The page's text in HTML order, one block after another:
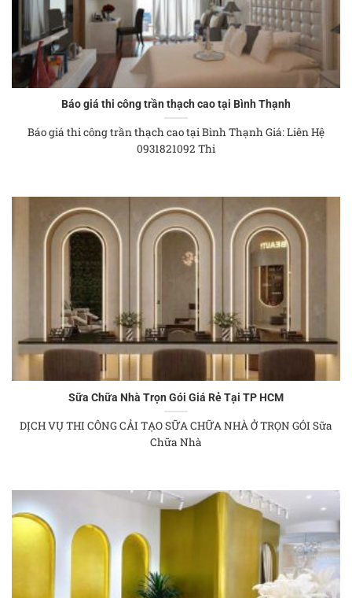
Báo giá thi công trần thạch cao tại Bình Thạnh
Báo giá thi công trần thạch cao tại Bình Thạnh Giá: Liên Hệ
0931821092 Thi
Sữa Chữa Nhà Trọn Gói Giá Rẻ Tại TP HCM
DỊCH VỤ THI CÔNG CẢI TẠO SỮA CHỮA NHÀ Ở TRỌN GÓI Sữa
Chữa Nhà